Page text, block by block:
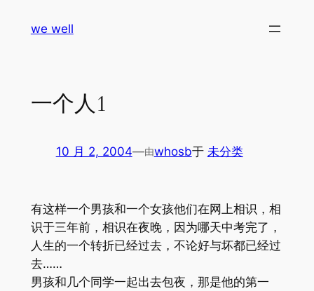
we well
一个人1
10 月 2, 2004—由whosb于 未分类
有这样一个男孩和一个女孩他们在网上相识，相
识于三年前，相识在夜晚，因为哪天中考完了，
人生的一个转折已经过去，不论好与坏都已经过
去……
男孩和几个同学一起出去包夜，那是他的第一